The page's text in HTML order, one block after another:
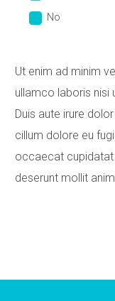
No
Ut enim ad minim
ullamco laboris nisi
Duis aute irure
cillum dolore eu
occaecat cupidatat
deserunt mollit